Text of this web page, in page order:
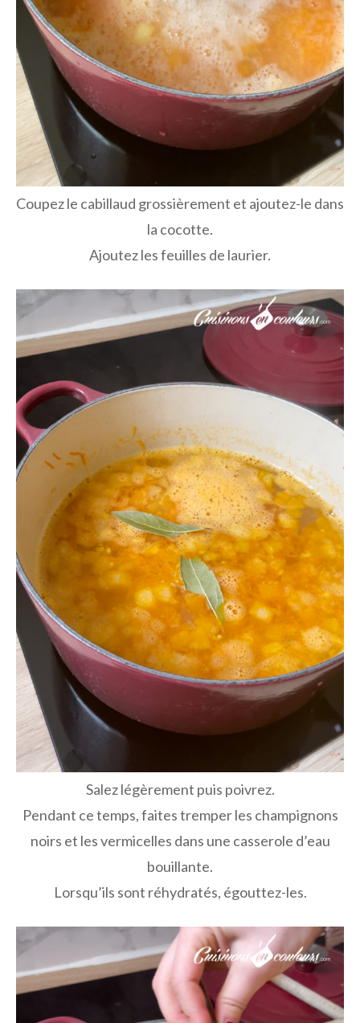
Coupez le cabillaud grossièrement et ajoutez-le dans
la cocotte.
Ajoutez les feuilles de laurier.
Salez légèrement puis poivrez.
Pendant ce temps, faites tremper les champignons
noirs et les vermicelles dans une casserole d’eau
bouillante.
Lorsqu’ils sont réhydratés, égouttez-les.